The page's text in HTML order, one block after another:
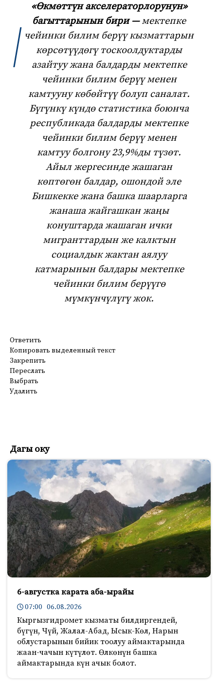
«Өкмөттүн акселераторлорунун»
багыттарынын бири —мектепке
чейинки билим берүү кызматтарын
көрсөтүүдөгү тоскоолдуктарды
азайтуу жана балдарды мектепке
чейинки билим берүү менен
камтууну көбөйтүү болуп саналат.
Бүгүнкү күндө статистика боюнча
республикада балдарды мектепке
чейинки билим берүү менен
камтуу болгону 23,9%ды түзөт.
Айыл жергесинде жашаган
көптөгөн балдар, ошондой эле
Бишкекке жана башка шаарларга
жанаша жайгашкан жаңы
конуштарда жашаган ички
мигранттардын же калктын
социалдык жактан аялуу
катмарынын балдары мектепке
чейинки билим берүүгө
мүмкүнчүлүгү жок.
Ответить
Копировать выделенный текст
Закрепить
Переслать
Выбрать
Удалить
Дагы оку
6-августка карата аба-ырайы
07:00 06.08.2026
Кыргызгидромет кызматы билдиргендей,
бүгүн, Чүй, Жалал-Абад, Ысык-Көл, Нарын
облустарынын бийик тоолуу аймактарында
жаан-чачын күтүлөт. Өлкөнүн башка
аймактарында күн ачык болот.